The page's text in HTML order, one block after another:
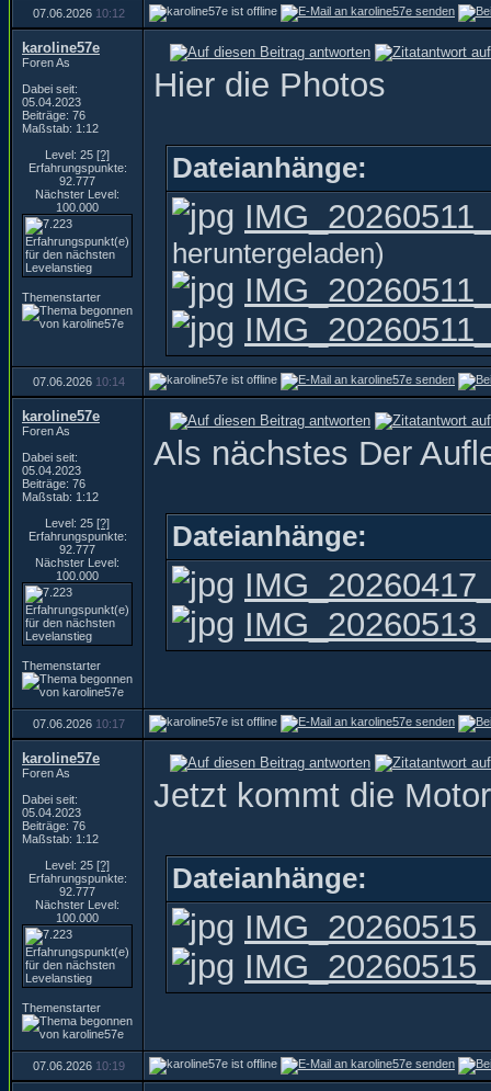
07.06.2026 10:12
karoline57e
Foren As
Dabei seit:
05.04.2023
Beiträge: 76
Maßstab: 1:12
Level: 25 [?]
Erfahrungspunkte:
92.777
Nächster Level:
100.000
Themenstarter
Hier die Photos
Dateianhänge:
heruntergeladen)
07.06.2026 10:14
karoline57e
Foren As
Dabei seit:
05.04.2023
Beiträge: 76
Maßstab: 1:12
Level: 25 [?]
Erfahrungspunkte:
92.777
Nächster Level:
100.000
Themenstarter
Als nächstes Der
Dateianhänge:
07.06.2026 10:17
karoline57e
Foren As
Dabei seit:
05.04.2023
Beiträge: 76
Maßstab: 1:12
Level: 25 [?]
Erfahrungspunkte:
92.777
Nächster Level:
100.000
Themenstarter
Jetzt kommt die
Dateianhänge:
07.06.2026 10:19